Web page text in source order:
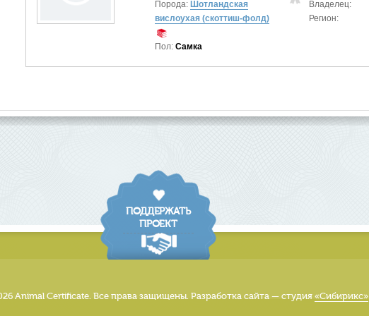
Порода: Шотландская
вислоухая (скоттиш-фолд)
Пол: Самка
Владелец:
Регион:
ПОДДЕРЖАТЬ
ПРОЕКТ
Animal Certificate. Все права защищены. Разработка сайта — студия «Сибирикс»